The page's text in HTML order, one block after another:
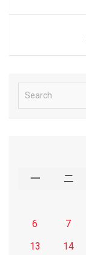
e
一 二
6
7
13
14